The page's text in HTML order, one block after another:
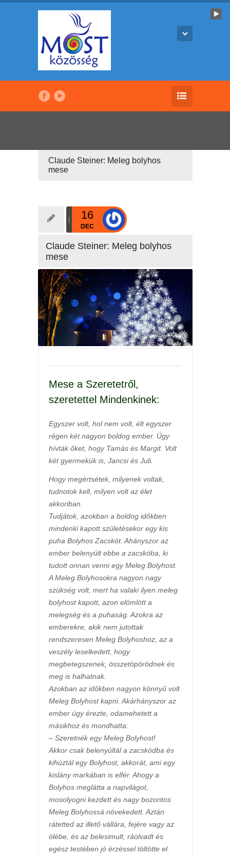
Claude Steiner: Meleg bolyhos
mese
16
DEC
Claude Steiner: Meleg bolyhos
mese
Mese a Szeretetről,
szeretettel Mindenkinek:
Egyszer volt, hol nem volt, élt egyszer
régen két nagyon boldog ember. Úgy
hívták őket, hogy Tamás és Margit. Volt
két gyermekük is, Jancsi és Juli.
Hogy megértsétek, milyenek voltak,
tudnotok kell, milyen volt az élet
akkoriban.
Tudjátok, azokban a boldog időkben
mindenki kapott születésekor egy kis
puha Bolyhos Zacskót. Ahányszor az
ember belenyúlt ebbe a zacskóba, ki
tudott onnan venni egy Meleg Bolyhost.
A Meleg Bolyhosokra nagyon nagy
szükség volt, mert ha valaki ilyen meleg
bolyhost kapott, azon elömlött a
melegség és a puhaság. Azokra az
emberekre, akik nem jutottak
rendszeresen Meleg Bolyhoshoz, az a
veszély leselkedett, hogy
megbetegszenek, összetöpörödnek és
meg is halhatnak.
Azokban az időkben nagyon könnyű volt
Meleg Bolyhost kapni. Akárhányszor az
ember úgy érezte, odamehetett a
másikhoz és mondhatta:
– Szeretnék egy Meleg Bolyhost!
Akkor csak belenyúltál a zacskódba és
kihúztál egy Bolyhost, akkorát, ami egy
kislány markában is elfér. Ahogy a
Bolyhos meglátta a napvilágot,
mosolyogni kezdett és nagy bozontos
Meleg Bolyhossá növekedett. Aztán
rátetted az illető vállára, fejére vagy az
ölébe, és az belesimult, ráolvadt és
egész testében jó érzéssel töltötte el.